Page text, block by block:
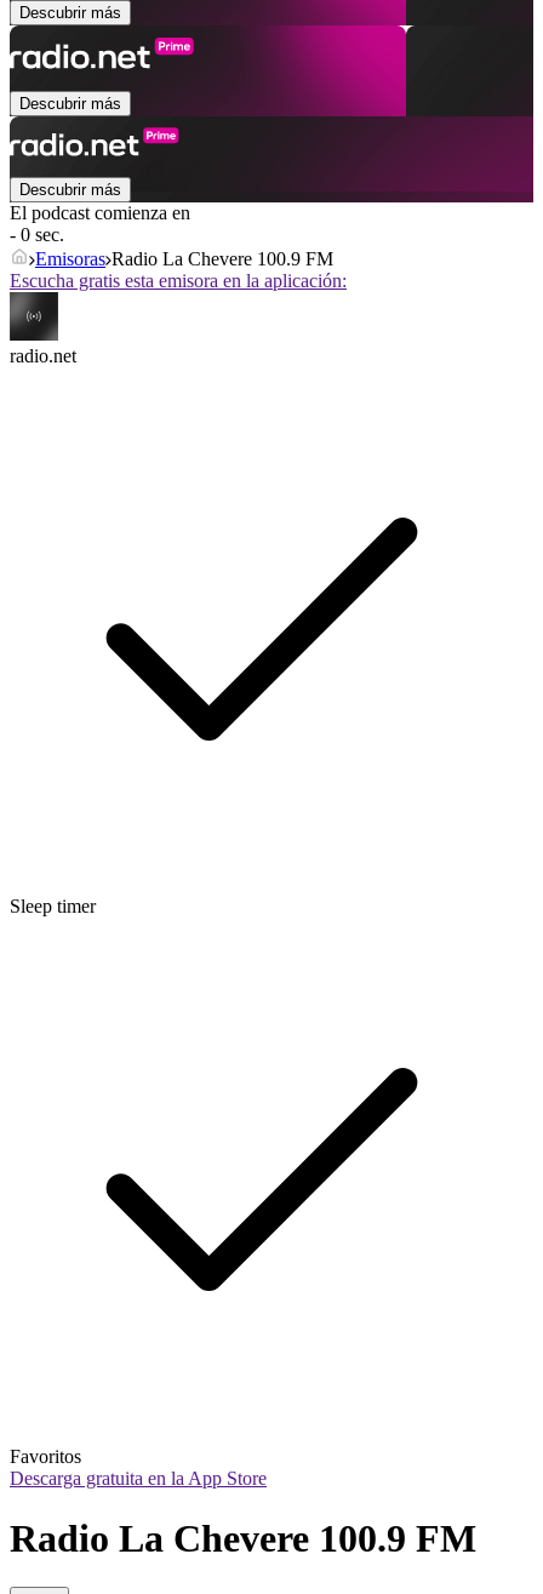
Descubrir más
Descubrir más
Descubrir más
El podcast comienza en
- 0 sec.
Emisoras Radio La Chevere 100.9 FM
Escucha gratis esta emisora en la aplicación:
radio.net
Sleep timer
Favoritos
Descarga gratuita en la App Store
Radio La Chevere 100.9 FM